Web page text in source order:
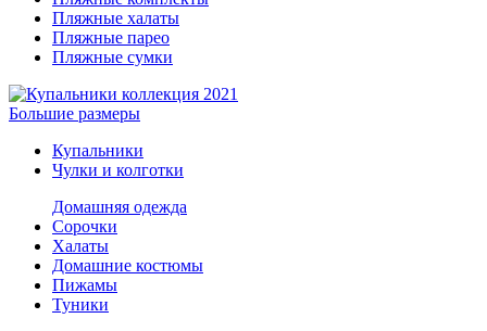
Пляжные халаты
Пляжные парео
Пляжные сумки
Большие размеры
Купальники
Чулки и колготки
Домашняя одежда
Сорочки
Халаты
Домашние костюмы
Пижамы
Туники